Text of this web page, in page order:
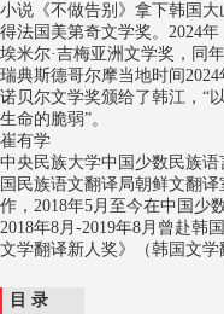
小说《不做告别》拿下韩国
得法国美第奇文学奖。2024
埃米尔·吉梅亚洲文学奖，同
瑞典斯德哥尔摩当地时间
诺贝尔文学奖颁给了韩江，“
生命的脆弱”。
崔有学
中央民族大学中国少数民族
国民族语文翻译局朝鲜文翻
作，2018年5月至今在中国少
2018年8月-2019年8月曾赴韩
文学翻译新人奖》（韩国文学
目 录